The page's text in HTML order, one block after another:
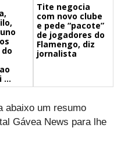
...
Tite negocia
com novo clube
e pede “pacote”
de jogadores do
Flamengo, diz
jornalista
abaixo um resumo
Gávea News para lhe